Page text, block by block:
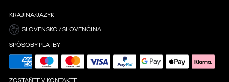
KRAJINA/JAZYK
SLOVENSKO / SLOVENČINA
SPÔSOBY PLATBY